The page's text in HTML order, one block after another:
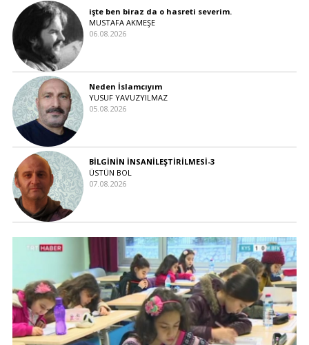
işte ben biraz da o hasreti severim.
MUSTAFA AKMEŞE
06.08.2026
Neden İslamcıyım
YUSUF YAVUZYILMAZ
05.08.2026
BİLGİNİN İNSANİLEŞTİRİLMESİ-3
ÜSTÜN BOL
07.08.2026